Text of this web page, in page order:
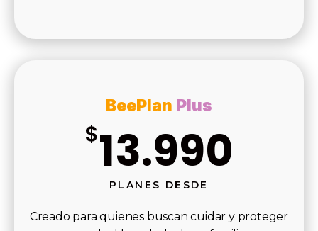
BeePlan Plus
$13.990
PLANES DESDE
Creado para quienes buscan cuidar y proteger